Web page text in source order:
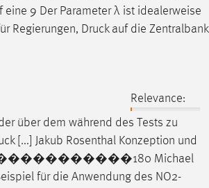
eine 9 Der Parameter λ ist idealerweise
Regierungen, Druckauf die Zentralbank
Relevance:
über dem während des Tests zu
[...] Jakub Rosenthal Konzeption und
Michael
für die Anwendung des NO2-